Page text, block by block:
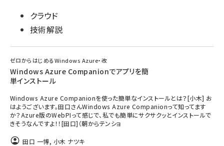
クラウド
技術解説
ゼロからはじめるWindows Azure・改
Windows Azure Companionでアプリを簡
単インストール
Windows Azure Companionを使った簡単なインストールとは？[小木] お
はようございます。田口さんWindows Azure Companionって知ってます
か？Azure版のWebPIって感じで、私でも簡単にサクサクッとインストールで
きそうなんですよ！！[田口]（朝からテンショ
田口 一博, 小木 ナツキ